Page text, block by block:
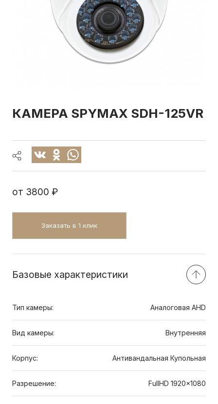
КАМЕРА SPYMAX SDH-125VR
от 3800 ₽
Заказать в 1 клик
Базовые характеристики
Тип камеры: Аналоговая AHD
Вид камеры: Внутренняя
Корпус: Антивандальная Купольная
Разрешение: FullHD 1920x1080